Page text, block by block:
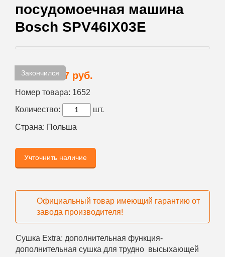
посудомоечная машина
Bosch SPV46IX03E
Закончился
Цена: 54 277 руб.
Номер товара: 1652
Количество:
шт.
Страна: Польша
Учточнить наличие
Официальный товар имеющий гарантию от
завода производителя!
Сушка Extra: дополнительная функция-
дополнительная сушка для трудно высыхающей